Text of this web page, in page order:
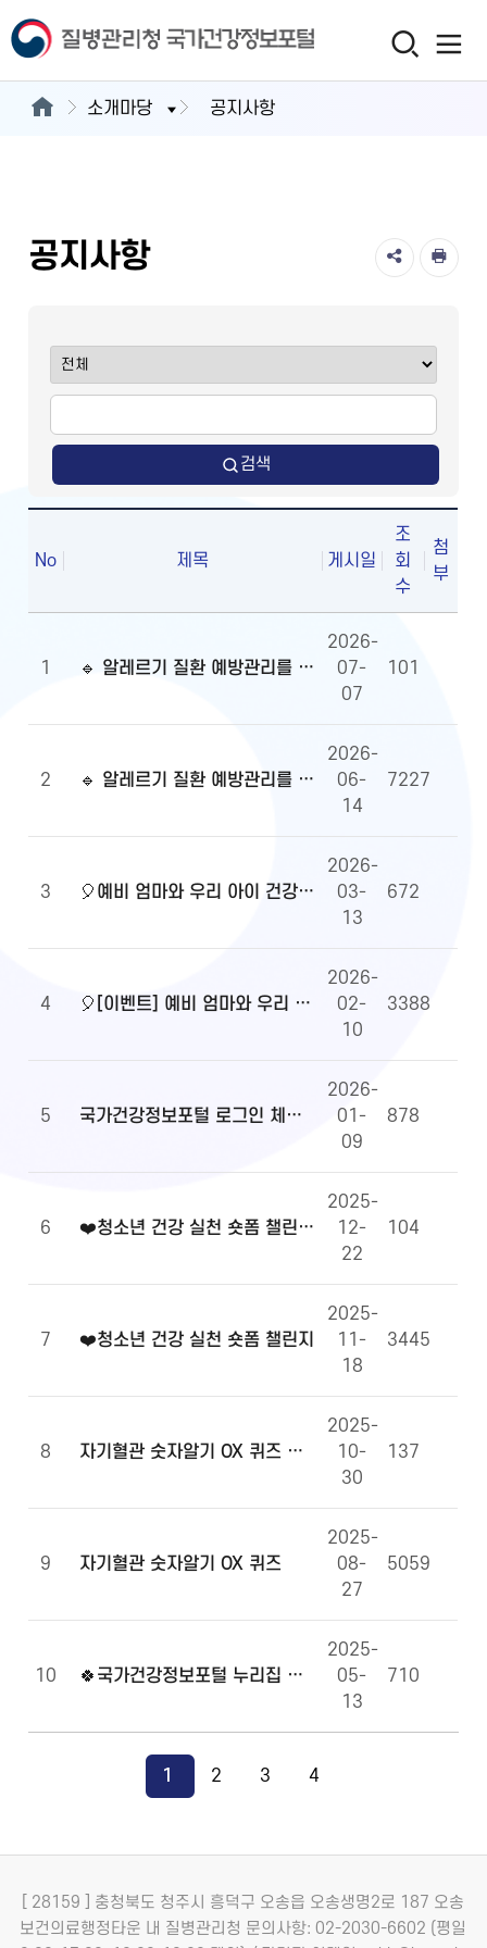
소개마당 공지사항
공지사항
검색
No 제목 게시일
조
회
수
첨
부
1 🔹 알레르기 질환 예방관리를 위한 알자내몸 이벤트 당첨자 발표
2026-
07-
07
101
2 🔹 알레르기 질환 예방관리를 위한 알자내몸 이벤트
2026-
06-
14
7227
3 🎈예비 엄마와 우리 아이 건강정보, 무엇이든 물어보세요!🎈당첨자 발표
2026-
03-
13
672
4 🎈[이벤트] 예비 엄마와 우리 아이 건강정보, 무엇이든 물어보세요!🎈
2026-
02-
10
3388
5 국가건강정보포털 로그인 체계 전환 및 OpenAPI 이용 안내
2026-
01-
09
878
6 ❤️청소년 건강 실천 숏폼 챌린지 당첨자 발표
2025-
12-
22
104
7 ❤️청소년 건강 실천 숏폼 챌린지
2025-
11-
18
3445
8 자기혈관 숫자알기 OX 퀴즈 당첨자 발표
2025-
10-
30
137
9 자기혈관 숫자알기 OX 퀴즈
2025-
08-
27
5059
10 🍀국가건강정보포털 누리집 만족도 조사에 참여해주세요!🍀
2025-
05-
13
710
1 2 3 4
[ 28159 ] 충청북도 청주시 흥덕구 오송읍 오송생명2로 187 오송
보건의료행정타운 내 질병관리청 문의사항: 02-2030-6602 (평일